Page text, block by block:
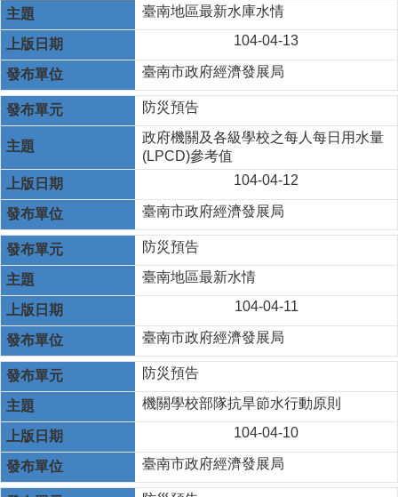
臺南地區最新水庫水情
104-04-13
臺南市政府經濟發展局
防災預告
政府機關及各級學校之每人每日用水量
(LPCD)參考值
104-04-12
臺南市政府經濟發展局
防災預告
臺南地區最新水情
104-04-11
臺南市政府經濟發展局
防災預告
機關學校部隊抗旱節水行動原則
104-04-10
臺南市政府經濟發展局